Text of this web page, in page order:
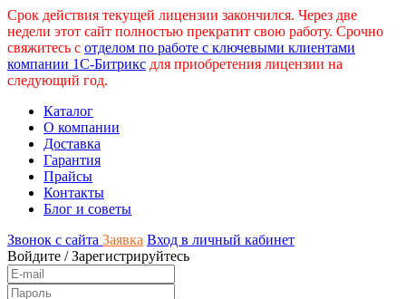
Срок действия текущей лицензии закончился. Через две
недели этот сайт полностью прекратит свою работу. Срочно
свяжитесь с отделом по работе с ключевыми клиентами
компании 1С-Битрикс для приобретения лицензии на
следующий год.
Каталог
О компании
Доставка
Гарантия
Прайсы
Контакты
Блог и советы
Звонок с сайта Заявка Вход в личный кабинет
Войдите /Зарегистрируйтесь